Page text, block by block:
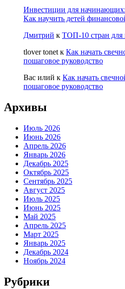
Инвестиции для начинающих:
Как научить детей
Дмитрий к ТОП-10 стран для
tlover tonet к Как начать
пошаговое руководство
Вас илий к Как начать
пошаговое руководство
Архивы
Июль 2026
Июнь 2026
Апрель 2026
Январь 2026
Декабрь 2025
Октябрь 2025
Сентябрь 2025
Август 2025
Июль 2025
Июнь 2025
Май 2025
Апрель 2025
Март 2025
Январь 2025
Декабрь 2024
Ноябрь 2024
Рубрики